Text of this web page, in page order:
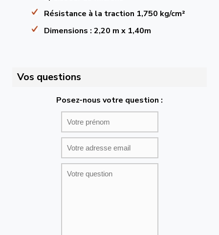
Résistance à la traction 1,750 kg/cm²
Dimensions : 2,20 m x 1,40m
Vos questions
Posez-nous votre question :